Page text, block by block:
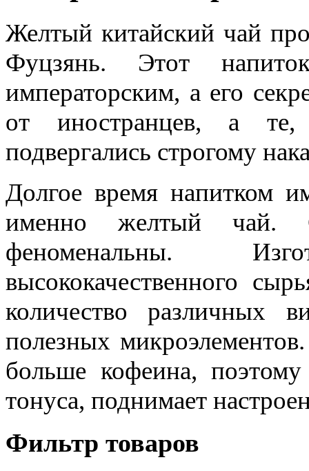
Желтый китайский чай
Фуцзянь. Этот
императорским, а его
от иностранцев, а
подвергались строгому
Долгое время напитком
именно желтый чай.
феноменальны.
высококачественного
количество различных
полезных
больше кофеина,
тонуса, поднимает
Фильтр товаров